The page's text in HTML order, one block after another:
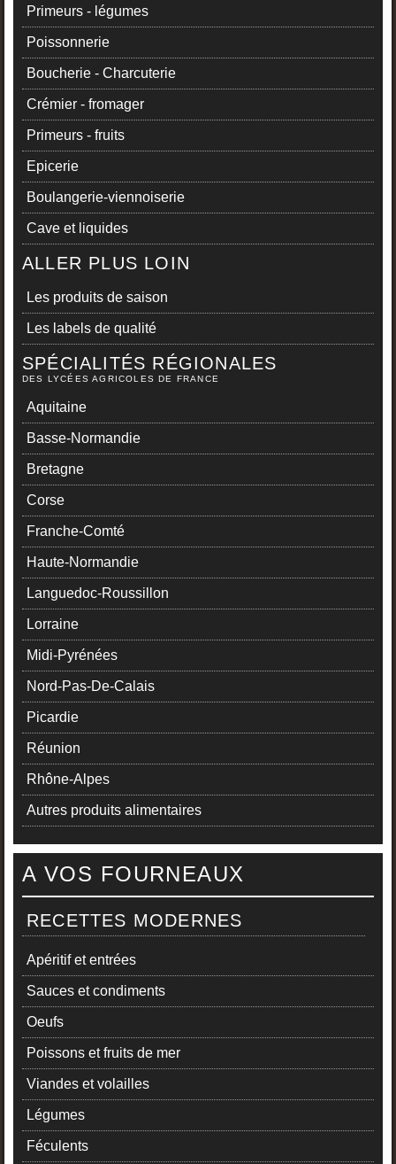
Primeurs - légumes
Poissonnerie
Boucherie - Charcuterie
Crémier - fromager
Primeurs - fruits
Epicerie
Boulangerie-viennoiserie
Cave et liquides
ALLER PLUS LOIN
Les produits de saison
Les labels de qualité
SPÉCIALITÉS RÉGIONALES
DES LYCÉES AGRICOLES DE FRANCE
Aquitaine
Basse-Normandie
Bretagne
Corse
Franche-Comté
Haute-Normandie
Languedoc-Roussillon
Lorraine
Midi-Pyrénées
Nord-Pas-De-Calais
Picardie
Réunion
Rhône-Alpes
Autres produits alimentaires
A VOS FOURNEAUX
RECETTES MODERNES
Apéritif et entrées
Sauces et condiments
Oeufs
Poissons et fruits de mer
Viandes et volailles
Légumes
Féculents